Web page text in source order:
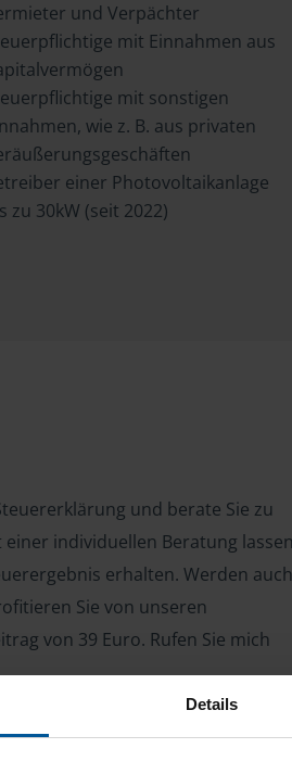
Details
und Verpächter
mit Einnahmen aus
mit sonstigen
wie z. B. aus privaten
einer Photovoltaikanlage
zu 30kW (seit 2022)
und berate Sie zu
individuellen Beratung lassen
erhalten. Werden auch
Sie von unseren
von 39 Euro. Rufen Sie mich